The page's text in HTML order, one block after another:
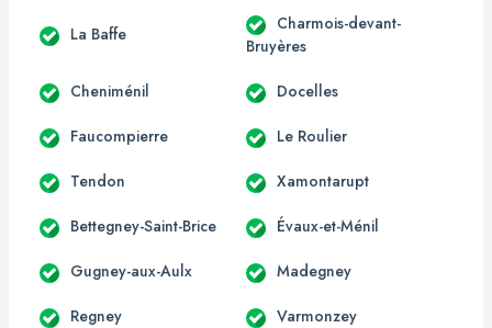
La Baffe
Charmois-devant-
Bruyères
Cheniménil Docelles
Faucompierre Le Roulier
Tendon Xamontarupt
Bettegney-Saint-Brice Évaux-et-Ménil
Gugney-aux-Aulx Madegney
Regney Varmonzey